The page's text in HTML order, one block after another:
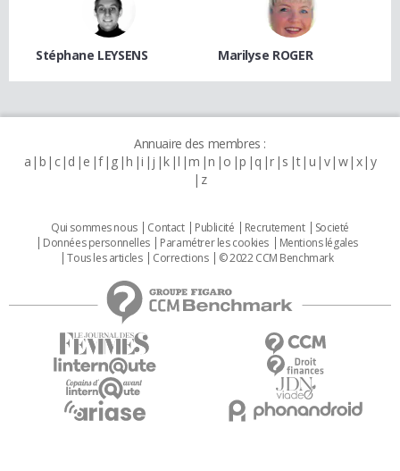
Stéphane LEYSENS Marilyse ROGER
Annuaire des membres :
a b c d e f g h i j k l m n o p q r s t u v w x y
z
Qui sommes nous Contact Publicité Recrutement
Societé
Données personnelles
Paramétrer les cookies
Mentions légales
Tous les articles
Corrections © 2022 CCM Benchmark